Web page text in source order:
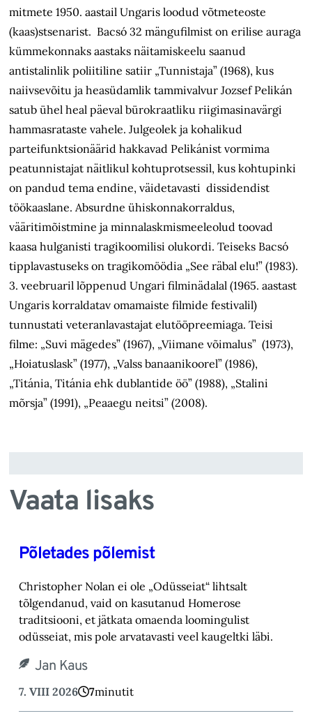
mitmete 1950. aastail Ungaris loodud võtmeteoste
(kaas)stsenarist. Bacsó 32 mängufilmist on erilise auraga
kümmekonnaks aastaks näitamiskeelu saanud
antistalinlik poliitiline satiir „Tunnistaja” (1968), kus
naiivsevõitu ja heasüdamlik tammivalvur Jozsef Pelikán
satub ühel heal päeval bürokraatliku riigimasinavärgi
hammasrataste vahele. Julgeolek ja kohalikud
parteifunktsionäärid hakkavad Pelikánist vormima
peatunnistajat näitlikul kohtuprotsessil, kus kohtupinki
on pandud tema endine, väidetavasti dissidendist
töökaaslane. Absurdne ühiskonnakorraldus,
vääritimõistmine ja minnalaskmismeeleolud toovad
kaasa hulganisti tragikoomilisi olukordi. Teiseks Bacsó
tipplavastuseks on tragikomöödia „See räbal elu!” (1983).
3. veebruaril lõppenud Ungari filminädalal (1965. aastast
Ungaris korraldatav omamaiste filmide festivalil)
tunnustati veteranlavastajat elutööpreemiaga. Teisi
filme: „Suvi mägedes” (1967), „Viimane võimalus” (1973),
„Hoiatuslask” (1977), „Valss banaanikoorel” (1986),
„Titánia, Titánia ehk dublantide öö” (1988), „Stalini
mõrsja” (1991), „Peaaegu neitsi” (2008).
Vaata lisaks
Põletades põlemist
Christopher Nolan ei ole „Odüsseiat“ lihtsalt
tõlgendanud, vaid on kasutanud Homerose
tra‎ditsiooni, et jätkata omaenda loomingulist
odüsseiat, mis pole arvatavasti veel kaugeltki läbi.‎
Jan Kaus
7. VIII 2026 7minutit